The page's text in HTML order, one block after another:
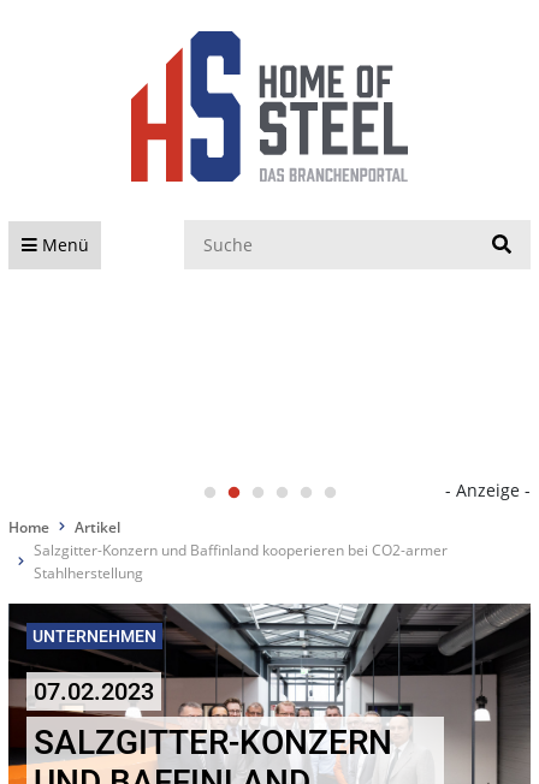
Menü
- Anzeige -
Home
Artikel
Salzgitter-Konzern und Baffinland kooperieren bei CO2-armer
Stahlherstellung
UNTERNEHMEN
07.02.2023
SALZGITTER-KONZERN